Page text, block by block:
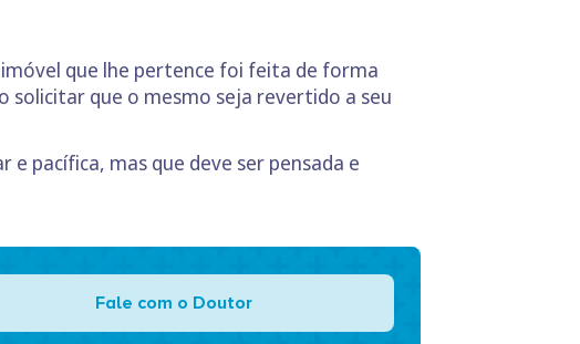
que lhe pertence foi feita de forma
solicitar que o mesmo seja revertido a seu
pacífica, mas que deve ser pensada e
Fale com o Doutor